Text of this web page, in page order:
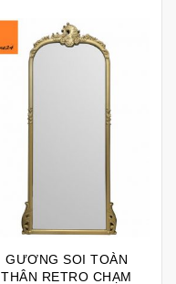
GƯƠNG SOI TOÀN
THÂN RETRO CHẠM